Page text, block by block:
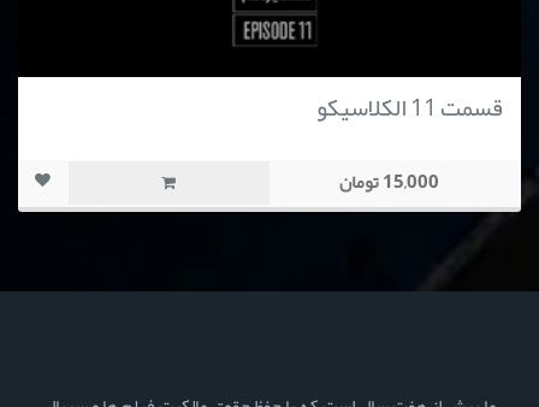
قسمت 11 الکلاسیکو
15,000 تومان